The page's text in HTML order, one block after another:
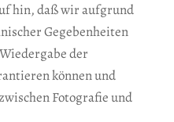
hin, daß wir aufgrund
Gegebenheiten
der
können und
Fotografie und